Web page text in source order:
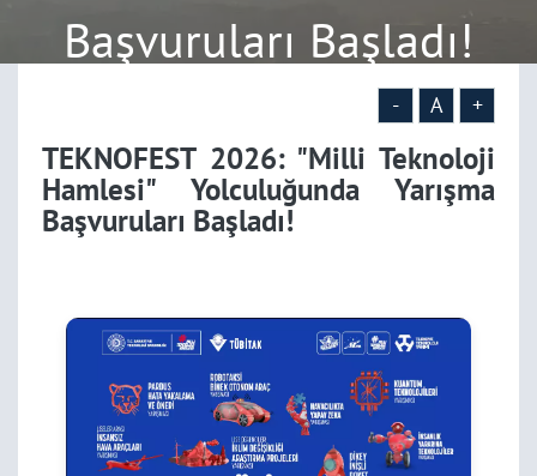
Başvuruları Başladı!
- A +
TEKNOFEST 2026: "Milli Teknoloji
Hamlesi" Yolculuğunda Yarışma
Başvuruları Başladı!